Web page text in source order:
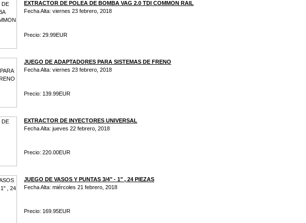
EXTRACTOR DE POLEA DE BOMBA VAG 2.0 TDI COMMON RAIL
Fecha Alta: viernes 23 febrero, 2018
Precio: 29.99EUR
JUEGO DE ADAPTADORES PARA SISTEMAS DE FRENO
Fecha Alta: viernes 23 febrero, 2018
Precio: 139.99EUR
EXTRACTOR DE INYECTORES UNIVERSAL
Fecha Alta: jueves 22 febrero, 2018
Precio: 220.00EUR
JUEGO DE VASOS Y PUNTAS 3/4" - 1" , 24 PIEZAS
Fecha Alta: miércoles 21 febrero, 2018
Precio: 169.95EUR